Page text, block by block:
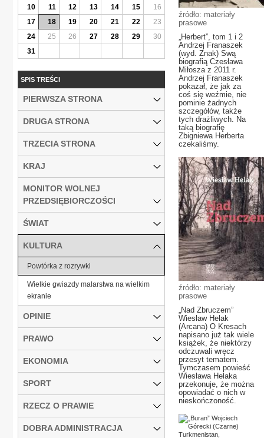
źródło: materiały
prasowe
„Herbert”, tom 1 i 2
Andrzej Franaszek
(wyd. Znak) Swą
biografią Czesława
Miłosza z 2011 r.
Andrzej Franaszek
pokazał, że jak za
coś się weźmie, nie
pominie żadnych
szczegółów, także
tych drażliwych. Na
taką biografię
Zbigniewa Herberta
czekaliśmy.
źródło: materiały
prasowe
„Nad Zbruczem”
Wiesław Helak
(Arcana) O Kresach
napisano już tak wiele
książek, że niektórzy
odczuwali wręcz
przesyt tematem.
Tymczasem powieść
Wiesława Helaka
przekonuje, że można
opowiadać o nich w
nieskończoność.
10
11 12 13 14 15
16
17
18 19 20 21 22
23
24
25 26 27 28 29
30
31
SPIS TREŚCI
PIERWSZA STRONA
DRUGA STRONA
TRZECIA STRONA
KRAJ
MONITOR WOLNEJ
PRZEDSIĘBIORCZOŚCI
ŚWIAT
KULTURA
Powtórka z rozrywki
Wielkie gwiazdy malarstwa na wielkim
ekranie
OPINIE
PRAWO
EKONOMIA
SPORT
RZECZ O PRAWIE
DOBRA ADMINISTRACJA